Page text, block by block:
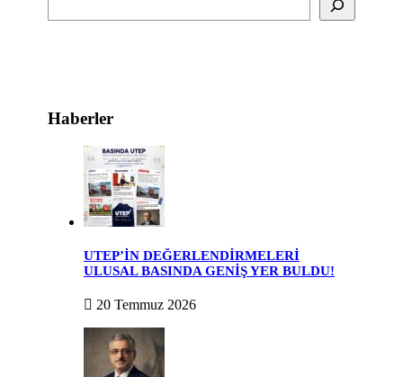
Haberler
UTEP’İN DEĞERLENDİRMELERİ
ULUSAL BASINDA GENİŞ YER BULDU!
20 Temmuz 2026